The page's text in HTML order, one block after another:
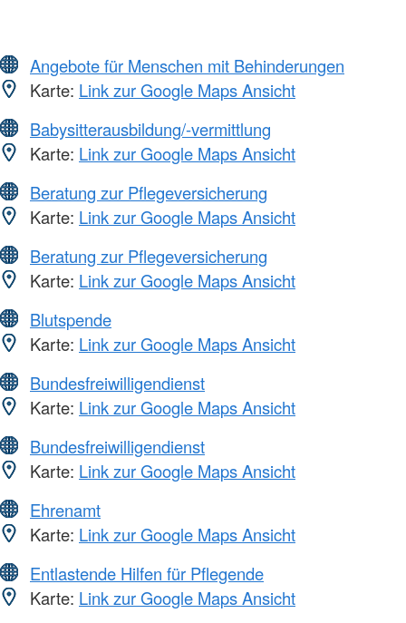
Angebote für Menschen mit Behinderungen
Karte: Link zur Google Maps Ansicht
Babysitterausbildung/-vermittlung
Karte: Link zur Google Maps Ansicht
Beratung zur Pflegeversicherung
Karte: Link zur Google Maps Ansicht
Beratung zur Pflegeversicherung
Karte: Link zur Google Maps Ansicht
Blutspende
Karte: Link zur Google Maps Ansicht
Bundesfreiwilligendienst
Karte: Link zur Google Maps Ansicht
Bundesfreiwilligendienst
Karte: Link zur Google Maps Ansicht
Ehrenamt
Karte: Link zur Google Maps Ansicht
Entlastende Hilfen für Pflegende
Karte: Link zur Google Maps Ansicht